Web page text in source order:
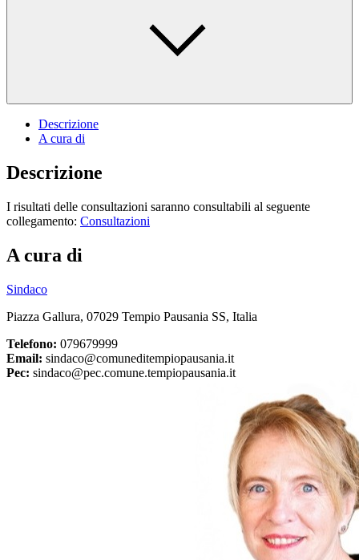
Descrizione
A cura di
Descrizione
I risultati delle consultazioni saranno consultabili al seguente
collegamento: Consultazioni
A cura di
Sindaco
Piazza Gallura, 07029 Tempio Pausania SS, Italia
Telefono: 079679999
Email: sindaco@comuneditempiopausania.it
Pec: sindaco@pec.comune.tempiopausania.it